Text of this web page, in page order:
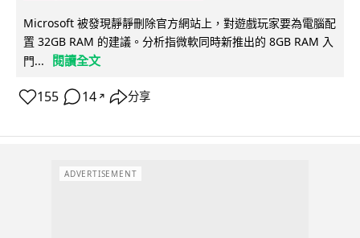
Microsoft 被發現靜靜刪除官方網站上，對遊戲玩家要為電腦配
置 32GB RAM 的建議。分析指微軟同時新推出的 8GB RAM 入
門...
閱讀全文
155 14 ↗ 分享
ADVERTISEMENT